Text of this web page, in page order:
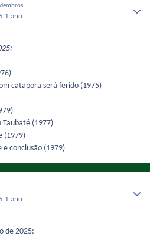
1 ano
catapora será ferido (1975)
Taubaté (1977)
(1979)
conclusão (1979)
1 ano
de 2025: